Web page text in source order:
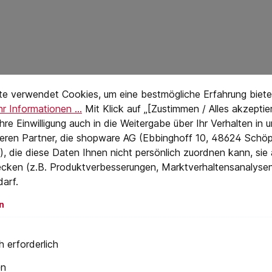
keinen Bodenkontakt hat
Rollmesser
Messer
besteht bei den meisten Werkzeugen zum
für einen längeren Zeitraum durch eine Verletzung
Verletzungsgefahr beim Walzbleischneiden drastisch zu
verwendet Cookies, um eine bestmögliche Erfahrung
Informationen ... Mit Klick auf „[Zustimmen / Alles
Einwilligung auch in die Weitergabe über Ihr Verhalten in
Partner, die shopware AG (Ebbinghoff 10, 48624
die diese Daten Ihnen nicht persönlich zuordnen kann, sie
(z.B. Produktverbesserungen,
erforderlich